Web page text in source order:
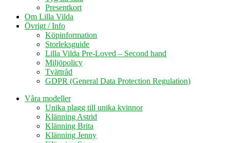
Presentkort
Om Lilla Vilda
Övrigt / Info
Köpinformation
Storleksguide
Lilla Vilda Pre-Loved – Second hand
Miljöpolicy
Tvättråd
GDPR (General Data Protection Regulation)
Våra modeller
Unika plagg till unika kvinnor
Klänning Astrid
Klänning Brita
Klänning Jenny